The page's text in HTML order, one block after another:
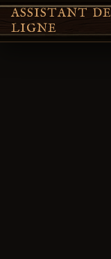
ASSISTANT
LIGNE